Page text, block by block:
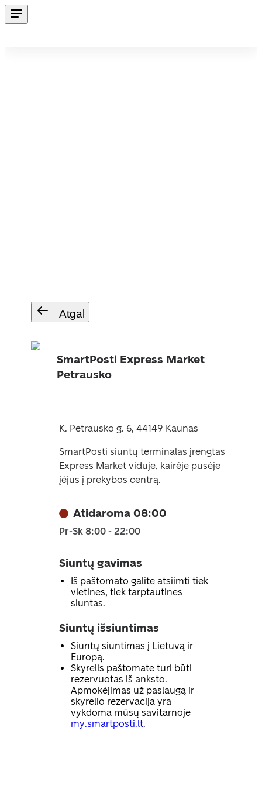
Atgal
SmartPosti Express Market
Petrausko
K. Petrausko g. 6, 44149 Kaunas
SmartPosti siuntų terminalas įrengtas
Express Market viduje, kairėje pusėje
įėjus į prekybos centrą.
Atidaroma 08:00
Pr-Sk 8:00 - 22:00
Siuntų gavimas
Iš paštomato galite atsiimti tiek
vietines, tiek tarptautines
siuntas.
Siuntų išsiuntimas
Siuntų siuntimas į Lietuvą ir
Europą.
Skyrelis paštomate turi būti
rezervuotas iš anksto.
Apmokėjimas už paslaugą ir
skyrelio rezervacija yra
vykdoma mūsų savitarnoje
my.smartposti.lt.